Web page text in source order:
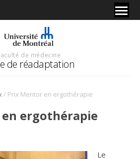
de médecine
de réadaptation
/ Prix Mentor en ergothérapie
ergothérapie
Le